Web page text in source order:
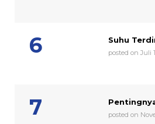
Suhu
posted on Juli
posted on